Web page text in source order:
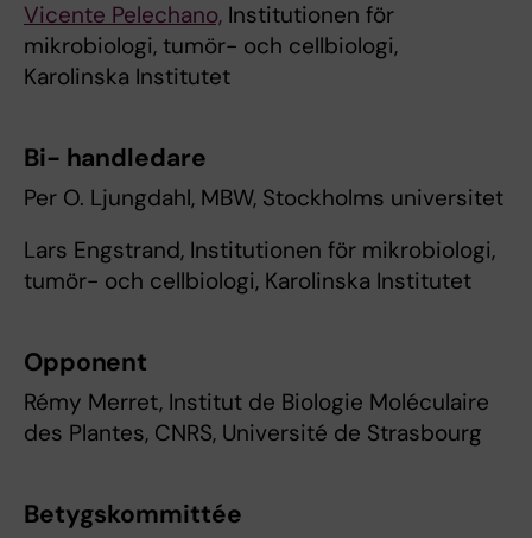
Vicente Pelechano, Institutionen för
mikrobiologi, tumör- och cellbiologi,
Karolinska Institutet
Bi- handledare
Per O. Ljungdahl, MBW, Stockholms universitet
Lars Engstrand, Institutionen för mikrobiologi,
tumör- och cellbiologi, Karolinska Institutet
Opponent
Rémy Merret, Institut de Biologie Moléculaire
des Plantes, CNRS, Université de Strasbourg
Betygskommittée